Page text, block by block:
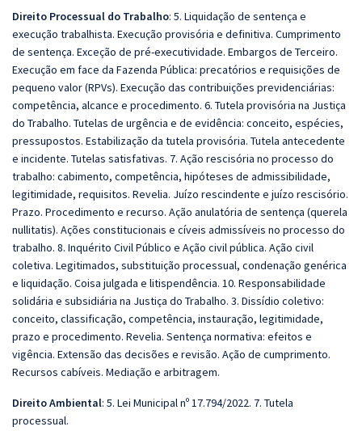
Direito Processual do Trabalho: 5. Liquidação de sentença e
execução trabalhista. Execução provisória e definitiva. Cumprimento
de sentença. Exceção de pré-executividade. Embargos de Terceiro.
Execução em face da Fazenda Pública: precatórios e requisições de
pequeno valor (RPVs). Execução das contribuições previdenciárias:
competência, alcance e procedimento. 6. Tutela provisória na Justiça
do Trabalho. Tutelas de urgência e de evidência: conceito, espécies,
pressupostos. Estabilização da tutela provisória. Tutela antecedente
e incidente. Tutelas satisfativas. 7. Ação rescisória no processo do
trabalho: cabimento, competência, hipóteses de admissibilidade,
legitimidade, requisitos. Revelia. Juízo rescindente e juízo rescisório.
Prazo. Procedimento e recurso. Ação anulatória de sentença (querela
nullitatis). Ações constitucionais e cíveis admissíveis no processo do
trabalho. 8. Inquérito Civil Público e Ação civil pública. Ação civil
coletiva. Legitimados, substituição processual, condenação genérica
e liquidação. Coisa julgada e litispendência. 10. Responsabilidade
solidária e subsidiária na Justiça do Trabalho. 3. Dissídio coletivo:
conceito, classificação, competência, instauração, legitimidade,
prazo e procedimento. Revelia. Sentença normativa: efeitos e
vigência. Extensão das decisões e revisão. Ação de cumprimento.
Recursos cabíveis. Mediação e arbitragem.
Direito Ambiental: 5. Lei Municipal nº 17.794/2022. 7. Tutela
processual.